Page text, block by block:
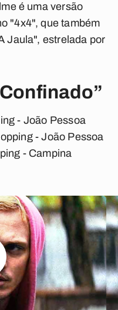
é uma versão
"4x4", que também
Jaula", estrelada por
- João Pessoa
- João Pessoa
- Campina